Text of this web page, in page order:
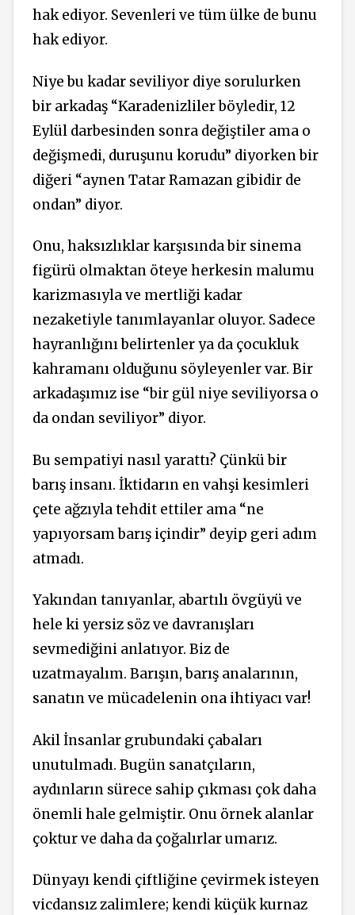
hak ediyor. Sevenleri ve tüm ülke de bunu
hak ediyor.
Niye bu kadar seviliyor diye sorulurken
bir arkadaş “Karadenizliler böyledir, 12
Eylül darbesinden sonra değiştiler ama o
değişmedi, duruşunu korudu” diyorken bir
diğeri “aynen Tatar Ramazan gibidir de
ondan” diyor.
Onu, haksızlıklar karşısında bir sinema
figürü olmaktan öteye herkesin malumu
karizmasıyla ve mertliği kadar
nezaketiyle tanımlayanlar oluyor. Sadece
hayranlığını belirtenler ya da çocukluk
kahramanı olduğunu söyleyenler var. Bir
arkadaşımız ise “bir gül niye seviliyorsa o
da ondan seviliyor” diyor.
Bu sempatiyi nasıl yarattı? Çünkü bir
barış insanı. İktidarın en vahşi kesimleri
çete ağzıyla tehdit ettiler ama “ne
yapıyorsam barış içindir” deyip geri adım
atmadı.
Yakından tanıyanlar, abartılı övgüyü ve
hele ki yersiz söz ve davranışları
sevmediğini anlatıyor. Biz de
uzatmayalım. Barışın, barış analarının,
sanatın ve mücadelenin ona ihtiyacı var!
Akil İnsanlar grubundaki çabaları
unutulmadı. Bugün sanatçıların,
aydınların sürece sahip çıkması çok daha
önemli hale gelmiştir. Onu örnek alanlar
çoktur ve daha da çoğalırlar umarız.
Dünyayı kendi çiftliğine çevirmek isteyen
vicdansız zalimlere; kendi küçük kurnaz